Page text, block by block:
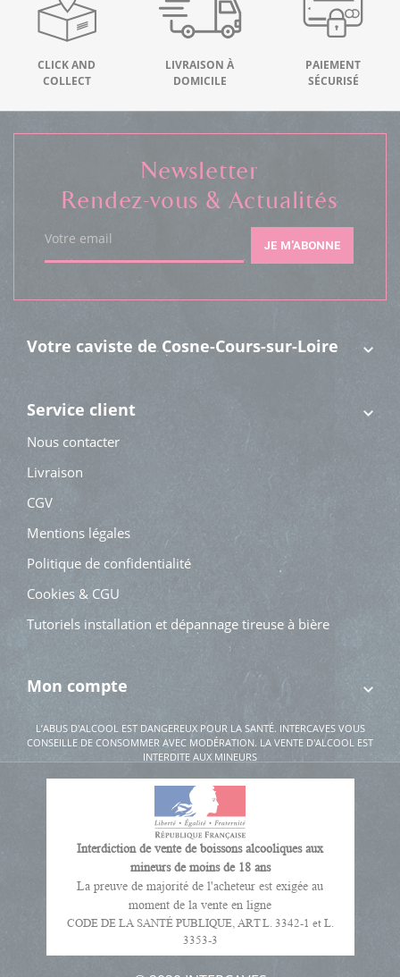
CLICK AND
COLLECT
LIVRAISON À
DOMICILE
PAIEMENT
SÉCURISÉ
Votre caviste de Cosne-Cours-sur-Loire
Service client
Nous contacter
Livraison
CGV
Mentions légales
Politique de confidentialité
Cookies & CGU
Tutoriels installation et dépannage tireuse à bière
Mon compte
Newsletter
Rendez-vous & Actualités
Votre email JE M'ABONNE
L’ABUS D'ALCOOL EST DANGEREUX POUR LA SANTÉ. INTERCAVES VOUS
CONSEILLE DE CONSOMMER AVEC MODÉRATION. LA VENTE D'ALCOOL EST
INTERDITE AUX MINEURS
Interdiction de vente de boissons alcooliques aux
mineurs de moins de 18 ans
La preuve de majorité de l'acheteur est exigée au
moment de la vente en ligne
CODE DE LA SANTÉ PUBLIQUE, ART L. 3342-1 et L.
3353-3